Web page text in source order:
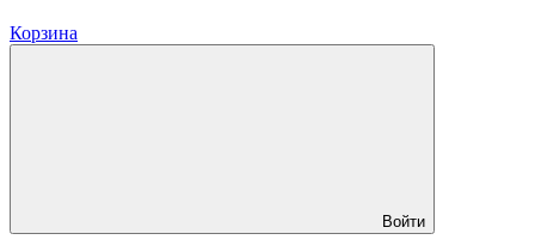
Корзина
Войти